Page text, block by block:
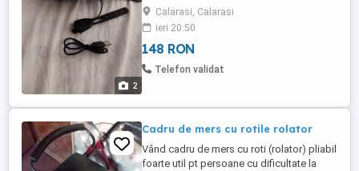
2
usb.Are acumulator li-ion,cu 1600
mah.Indicator acumulator descarcat -
incarcat.Se vinde cu proba.Ofer si cer
seriozitate.
Calarasi, Calarasi
ieri 20:50
148 RON
Telefon validat
Cadru de mers cu rotile rolator
Vând cadru de mers cu roti (rolator) pliabil
foarte util pt persoane cu dificultate la